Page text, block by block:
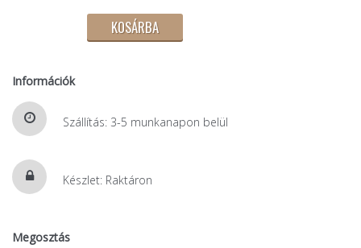
Információk
Szállítás: 3-5 munkanapon belül
Készlet: Raktáron
Megosztás